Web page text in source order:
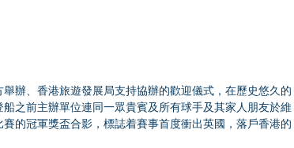
辦、香港旅遊發展局支持協辦的歡迎儀式，在歷史悠久的
之前主辦單位連同一眾貴賓及所有球手及其家人朋友於維
的冠軍獎盃合影，標誌着賽事首度衝出英國，落戶香港的